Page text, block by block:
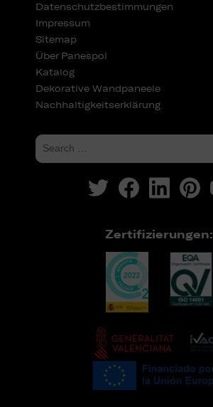
Datenschutzbestimmungen
Impressum
Sitemap
Über Panespol
Katalog
Dekorative Wandpaneele
Nachhaltigkeitserklärung
Zertifizierungen: